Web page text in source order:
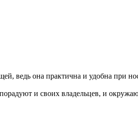
ведь она практична и удобна при
и своих владельцев, и